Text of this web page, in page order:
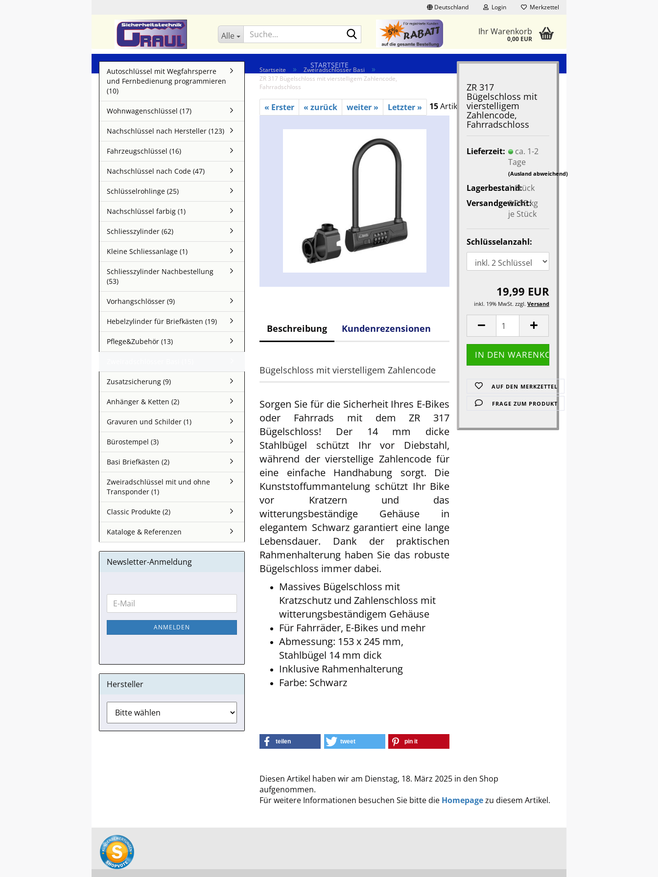
Deutschland Login Merkzettel
Alle Suche... Ihr Warenkorb
0,00 EUR
STARTSEITE
Startseite » Zweiradschlösser Basi »
ZR 317 Bügelschloss mit vierstelligem Zahlencode,
Fahrradschloss
« Erster « zurück weiter » Letzter » 15Artikel in dieser Kategorie
ZR 317
Bügelschloss mit
vierstelligem
Zahlencode,
Fahrradschloss
Lieferzeit:
ca. 1-2
Tage
(Ausland abweichend)
Lagerbestand:
1Stück
Versandgewicht:
0.955kg
je Stück
Schlüsselanzahl:
19,99 EUR
inkl. 19% MwSt. zzgl. Versand
AUF DEN MERKZETTEL
FRAGE ZUM PRODUKT
Beschreibung Kundenrezensionen
Bügelschloss mit vierstelligem Zahlencode
Sorgen Sie für die Sicherheit Ihres E-Bikes
oder Fahrrads mit dem ZR 317
Bügelschloss! Der 14 mm dicke
Stahlbügel schützt Ihr vor Diebstahl,
während der vierstellige Zahlencode für
eine einfache Handhabung sorgt. Die
Kunststoffummantelung schützt Ihr Bike
vor Kratzern und das
witterungsbeständige Gehäuse in
elegantem Schwarz garantiert eine lange
Lebensdauer. Dank der praktischen
Rahmenhalterung haben Sie das robuste
Bügelschloss immer dabei.
Massives Bügelschloss mit
Kratzschutz und Zahlenschloss mit
witterungsbeständigem Gehäuse
Für Fahrräder, E-Bikes und mehr
Abmessung: 153 x 245 mm,
Stahlbügel 14 mm dick
Inklusive Rahmenhalterung
Farbe: Schwarz
teilen tweet pin it
Diesen Artikel haben wir am Dienstag, 18. März 2025 in den Shop
aufgenommen.
Für weitere Informationen besuchen Sie bitte die Homepagezu diesem Artikel.
Autoschlüssel mit Wegfahrsperre
und Fernbedienung programmieren
(10)
Wohnwagenschlüssel (17)
Nachschlüssel nach Hersteller (123)
Fahrzeugschlüssel (16)
Nachschlüssel nach Code (47)
Schlüsselrohlinge (25)
Nachschlüssel farbig (1)
Schliesszylinder (62)
Kleine Schliessanlage (1)
Schliesszylinder Nachbestellung
(53)
Vorhangschlösser (9)
Hebelzylinder für Briefkästen (19)
Pflege&Zubehör (13)
Zusatzsicherung (9)
Anhänger & Ketten (2)
Gravuren und Schilder (1)
Bürostempel (3)
Basi Briefkästen (2)
Zweiradschlüssel mit und ohne
Transponder (1)
Classic Produkte (2)
Kataloge & Referenzen
Newsletter-Anmeldung
WEITER
ZUR
NEWSLETTER-
ANMELDUNG
E-
Mail
ANMELDEN
Hersteller